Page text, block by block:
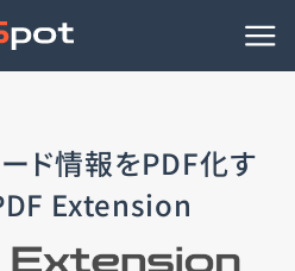
ド情報をPDF化す
Extension